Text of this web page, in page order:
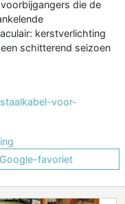
die de
kerstverlichting
schitterend seizoen
voor-
favoriet